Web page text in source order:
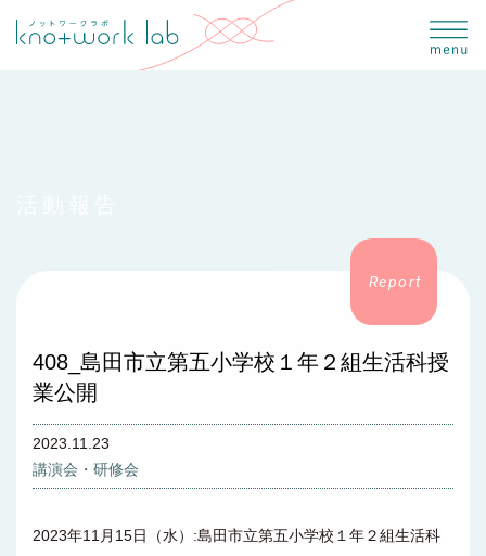
408_島田市立第五小学校１年２組生活科授
業公開
2023.11.23
講演会・研修会
2023年11月15日（水）:島田市立第五小学校１年２組生活科